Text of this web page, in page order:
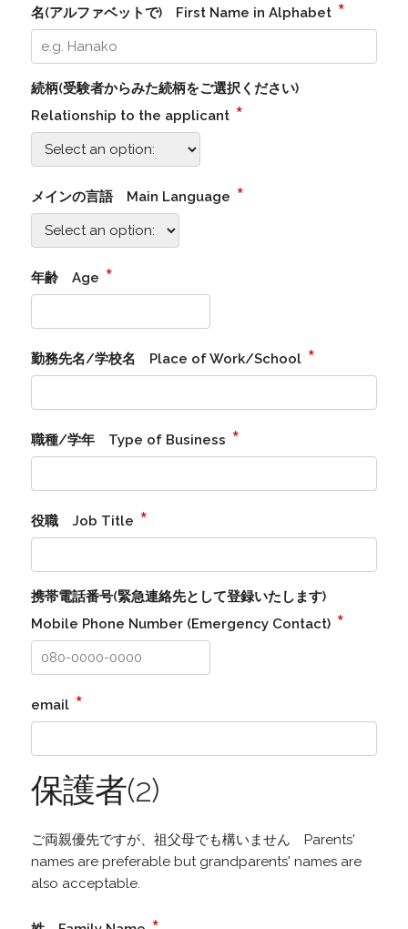
名(アルファベットで) First Name in Alphabet *
続柄(受験者からみた続柄をご選択ください)
Relationship to the applicant *
メインの言語 Main Language *
年齢 Age *
勤務先名/学校名 Place of Work/School *
職種/学年 Type of Business *
役職 Job Title *
携帯電話番号(緊急連絡先として登録いたします)
Mobile Phone Number (Emergency Contact) *
email *
保護者(2)
ご両親優先ですが、祖父母でも構いません Parents'
names are preferable but grandparents' names are
also acceptable.